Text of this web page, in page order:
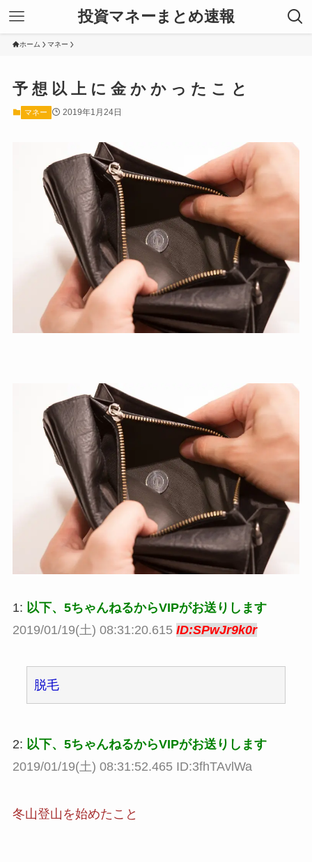
投資マネーまとめ速報
ホーム マネー
予 想 以 上 に 金 か か っ た こ と
マネー 2019年1月24日
1: 以下、5ちゃんねるからVIPがお送りします
2019/01/19(土) 08:31:20.615 ID:SPwJr9k0r
脱毛
2: 以下、5ちゃんねるからVIPがお送りします
2019/01/19(土) 08:31:52.465 ID:3fhTAvlWa
冬山登山を始めたこと